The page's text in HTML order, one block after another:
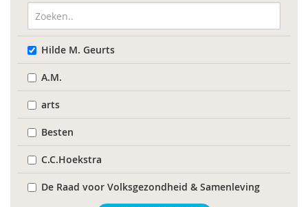
Hilde M. Geurts
A.M.
arts
Besten
C.C.Hoekstra
De Raad voor Volksgezondheid & Samenleving